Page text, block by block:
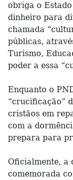
obriga o
dinheiro para
chamada
públicas,
Turismo,
poder a essa
Enquanto o
“crucificação”
cristãos em
com a
prepara para
Oficialmente, a
comemorada